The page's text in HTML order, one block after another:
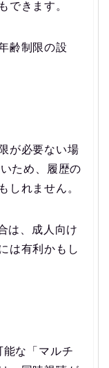
できます。
齢制限の設
が必要ない場
ため、履歴の
しれません。
は、成人向け
は有利かもし
な「マルチ